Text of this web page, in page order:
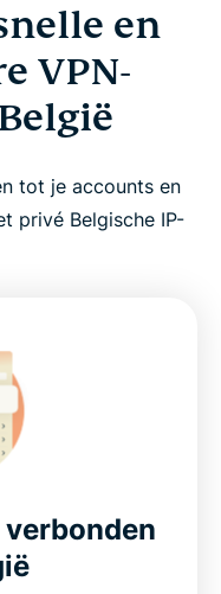
en
VPN-
tot je accounts en
privé Belgische IP-